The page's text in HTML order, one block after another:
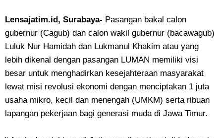
Lensajatim.id, Surabaya- Pasangan bakal calon
gubernur (Cagub) dan calon wakil gubernur (bacawagub)
Luluk Nur Hamidah dan Lukmanul Khakim atau yang
lebih dikenal dengan pasangan LUMAN memiliki visi
besar untuk menghadirkan kesejahteraan masyarakat
lewat misi revolusi ekonomi dengan menciptakan 1 juta
usaha mikro, kecil dan menengah (UMKM) serta ribuan
lapangan pekerjaan bagi generasi muda di Jawa Timur.